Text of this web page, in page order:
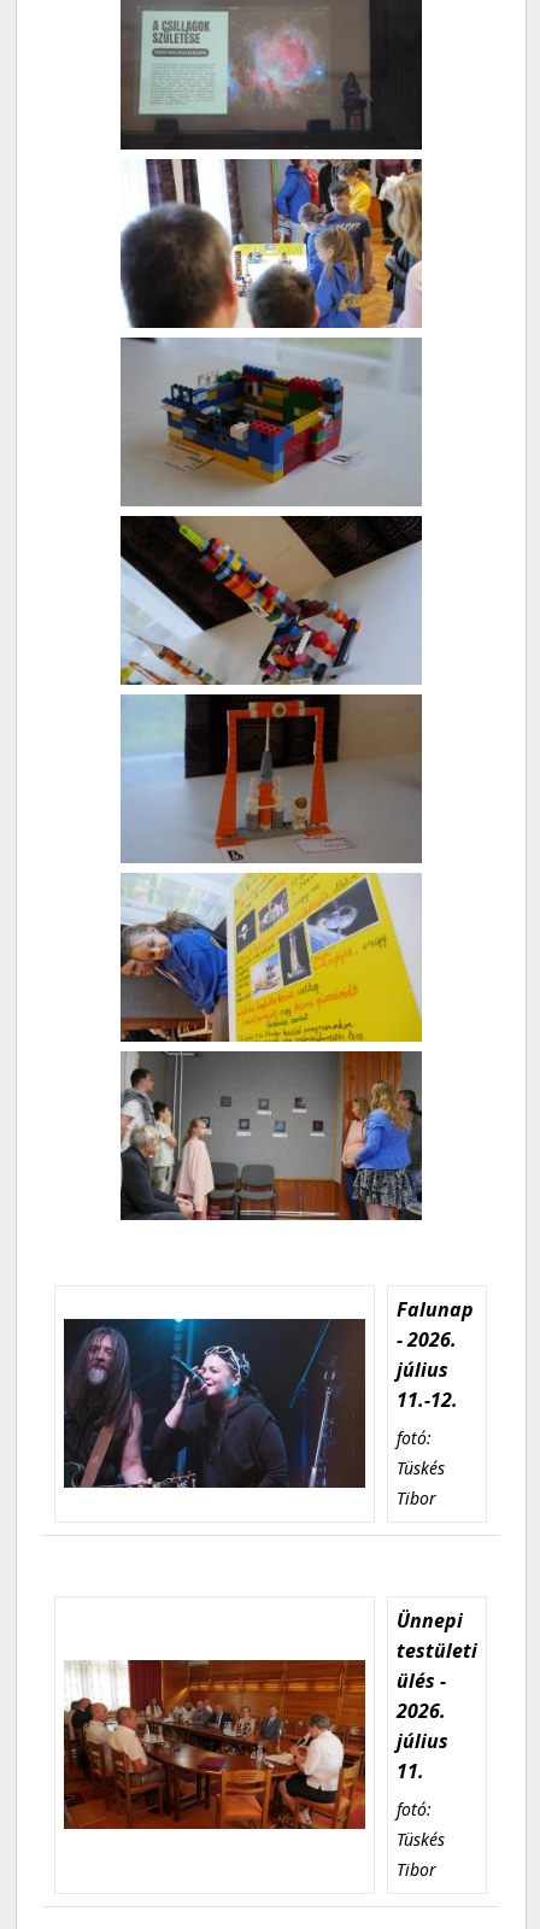
Falunap
- 2026.
július
11.-12.
fotó:
Tüskés
Tibor
Ünnepi
testületi
ülés -
2026.
július
11.
fotó:
Tüskés
Tibor